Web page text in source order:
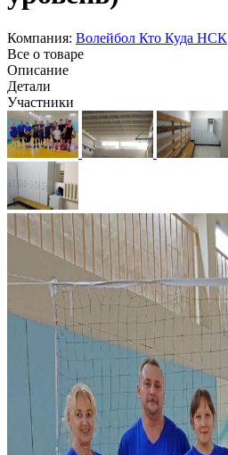
Компания: Волейбол Кто Куда НСК
Все о товаре
Описание
Детали
Участники